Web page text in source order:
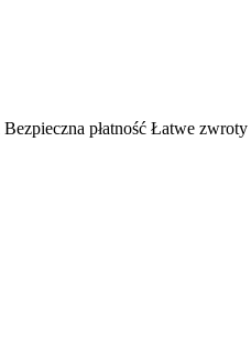
Bezpieczna płatność Łatwe zwroty